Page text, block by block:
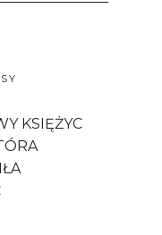
KSIĘŻYC